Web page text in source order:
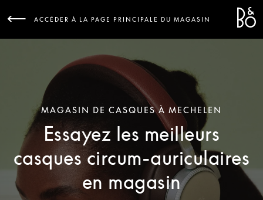
ACCÉDER À LA PAGE PRINCIPALE DU MAGASIN
MAGASIN DE CASQUES À MECHELEN
Essayez les meilleurs
casques circum-auriculaires
en magasin